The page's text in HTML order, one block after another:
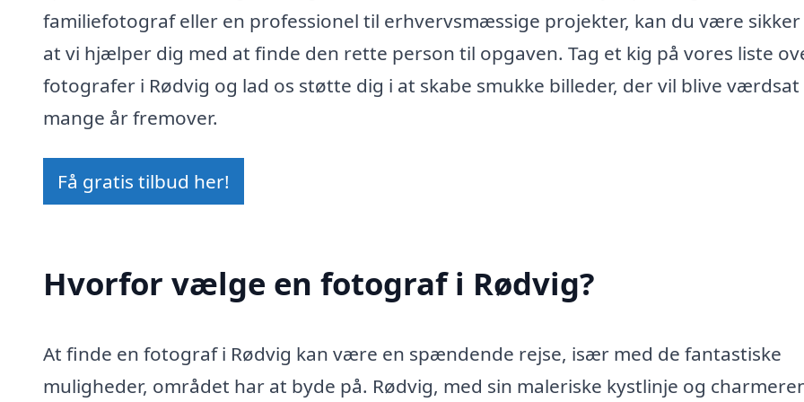
familiefotograf eller en professionel til erhvervsmæssige projekter, kan du være sikker
at vi hjælper dig med at finde den rette person til opgaven. Tag et kig på vores liste
fotografer i Rødvig og lad os støtte dig i at skabe smukke billeder, der vil blive værdsat
mange år fremover.
Få gratis tilbud her!
Hvorfor vælge en fotograf i Rødvig?
At finde en fotograf i Rødvig kan være en spændende rejse, især med de fantastiske
muligheder, området har at byde på. Rødvig, med sin maleriske kystlinje og